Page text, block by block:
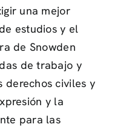
una mejor
estudios y el
de Snowden
de trabajo y
derechos civiles y
y la
para las